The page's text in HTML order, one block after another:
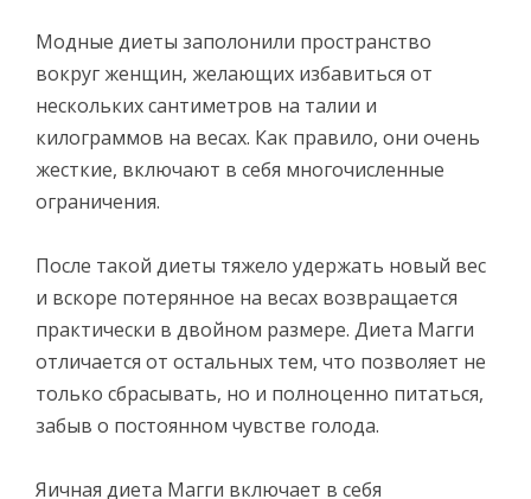
Модные диеты заполонили пространство
вокруг женщин, желающих избавиться от
нескольких сантиметров на талии и
килограммов на весах. Как правило, они очень
жесткие, включают в себя многочисленные
ограничения.
После такой диеты тяжело удержать новый вес
и вскоре потерянное на весах возвращается
практически в двойном размере. Диета Магги
отличается от остальных тем, что позволяет не
только сбрасывать, но и полноценно питаться,
забыв о постоянном чувстве голода.
Яичная диета Магги включает в себя